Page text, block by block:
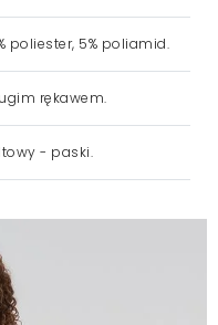
poliester, 5% poliamid.
rękawem.
- paski.